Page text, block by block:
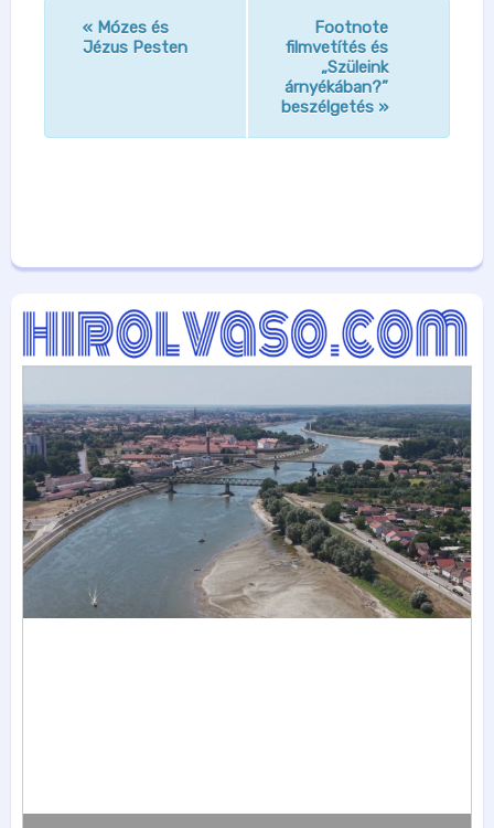
i
i
« Mózes és
Jézus Pesten
Footnote
filmvetítés és
„Szüleink
árnyékában?”
beszélgetés »